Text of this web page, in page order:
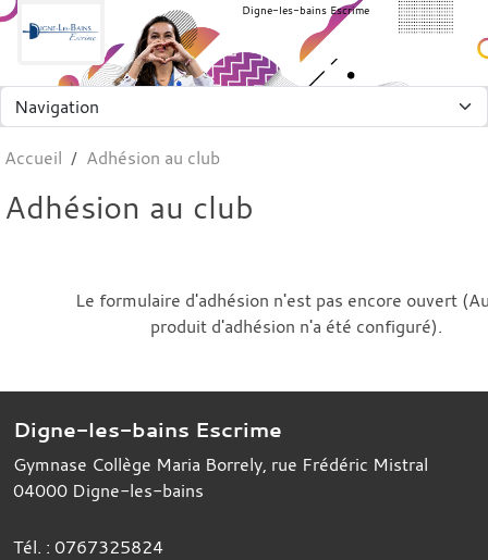
Digne-les-bains Escrime
Accueil Adhésion au club
Adhésion au club
Le formulaire d'adhésion n'est pas encore ouvert
produit d'adhésion n'a été configuré).
Digne-les-bains Escrime
Gymnase Collège Maria Borrely, rue Frédéric Mistral
04000 Digne-les-bains
Tél. : 0767325824
Panneau de gestion des cookies